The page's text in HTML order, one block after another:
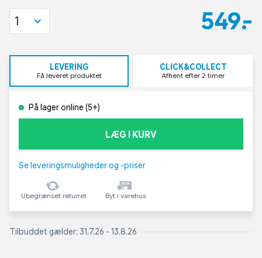
549,-
1
LEVERING
Få leveret produktet
CLICK&COLLECT
Afhent efter 2 timer
På lager online (5+)
LÆG I KURV
Se leveringsmuligheder og -priser
Ubegrænset returret Byt i varehus
Tilbuddet gælder: 31.7.26 - 13.8.26